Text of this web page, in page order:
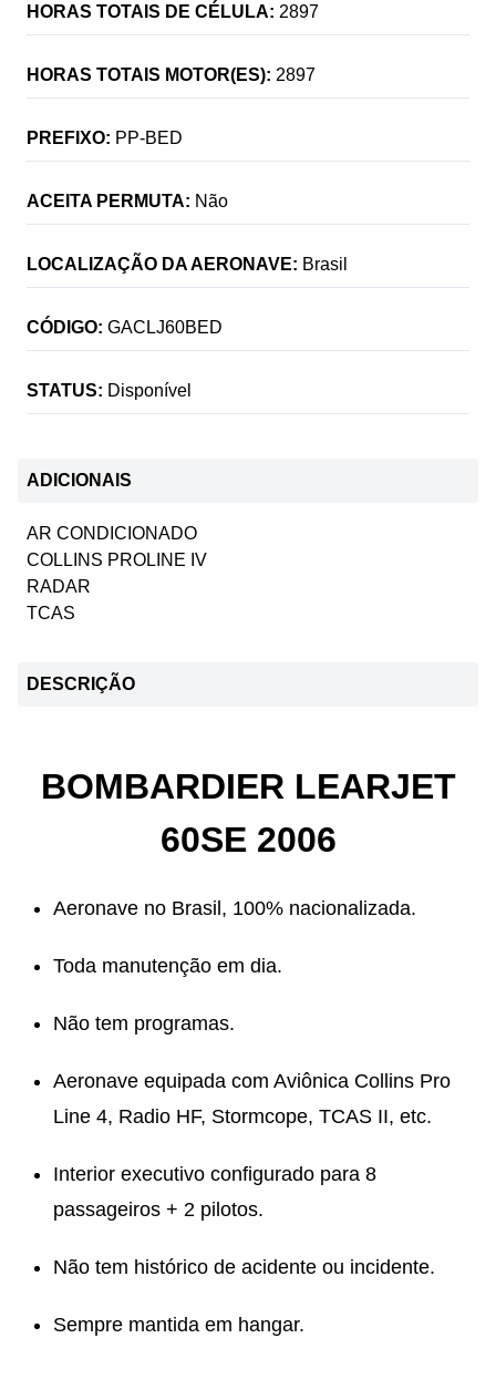
HORAS TOTAIS DE CÉLULA: 2897
HORAS TOTAIS MOTOR(ES): 2897
PREFIXO: PP-BED
ACEITA PERMUTA: Não
LOCALIZAÇÃO DA AERONAVE: Brasil
CÓDIGO: GACLJ60BED
STATUS: Disponível
ADICIONAIS
AR CONDICIONADO
COLLINS PROLINE IV
RADAR
TCAS
DESCRIÇÃO
BOMBARDIER LEARJET
60SE 2006
Aeronave no Brasil, 100% nacionalizada.
Toda manutenção em dia.
Não tem programas.
Aeronave equipada com Aviônica Collins Pro
Line 4, Radio HF, Stormcope, TCAS II, etc.
Interior executivo configurado para 8
passageiros + 2 pilotos.
Não tem histórico de acidente ou incidente.
Sempre mantida em hangar.